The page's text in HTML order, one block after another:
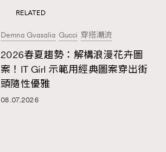
RELATED
Demna Gvasalia Gucci 穿搭潮流
2026春夏趨勢：解構浪漫花卉圖
案！IT Girl 示範用經典圖案穿出街
頭隨性優雅
08.07.2026